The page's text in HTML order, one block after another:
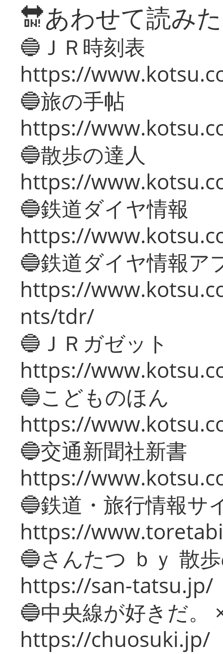
🔛あわせて読み
🔵ＪＲ時刻表
https://
🔵旅の手帖
https://
🔵散歩の達人
https://
🔵鉄道ダイヤ情報
https://
🔵鉄道ダイヤ情報ア
https://
nts/tdr/
🔵ＪＲガゼット
https://
🔵こどものほん
https://
🔵交通新聞社新書
https://
🔵鉄道・旅行情報サ
https://
🔵さんたつ ｂｙ 散
https://san-tatsu.jp/
🔵中央線が好きだ。
https://chuosuki.jp/